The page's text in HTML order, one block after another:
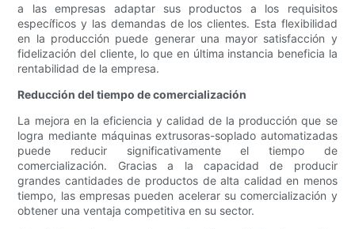
a las empresas adaptar sus productos a los requisitos
específicos y las demandas de los clientes. Esta flexibilidad
en la producción puede generar una mayor satisfacción y
fidelización del cliente, lo que en última instancia beneficia la
rentabilidad de la empresa.
Reducción del tiempo de comercialización
La mejora en la eficiencia y calidad de la producción que se
logra mediante máquinas extrusoras-soplado automatizadas
puede reducir significativamente el tiempo de
comercialización. Gracias a la capacidad de producir
grandes cantidades de productos de alta calidad en menos
tiempo, las empresas pueden acelerar su comercialización y
obtener una ventaja competitiva en su sector.